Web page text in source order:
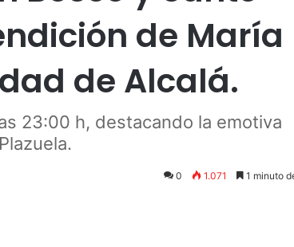
de María
de Alcalá.
23:00 h, destacando la emotiva
0 1.071 1 minuto